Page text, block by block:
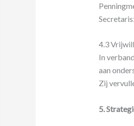
4.3
In
aan
Zij
5.